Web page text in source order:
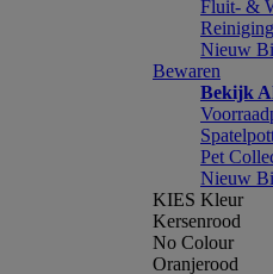
Fluit- &
Nieuw
Bewaren
Bekijk
Pet
Nieuw
KIES Kleur
Kersenrood
No Colour
Oranjerood